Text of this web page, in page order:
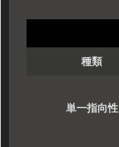
種類
単一指向性